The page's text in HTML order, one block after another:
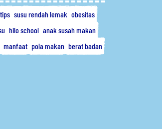
tips susu rendah lemak obesitas
hilo school anak susah makan
manfaat pola makan berat badan